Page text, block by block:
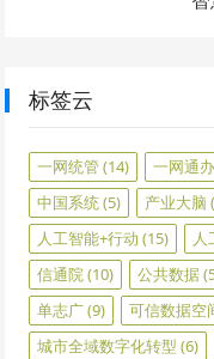
标签云
一网统管(14) 一网通办
中国系统(5) 产业大脑
人工智能+行动 (15) 人
信通院(10) 公共数据
单志广(9) 可信数据空
城市全域数字化转型 (6)